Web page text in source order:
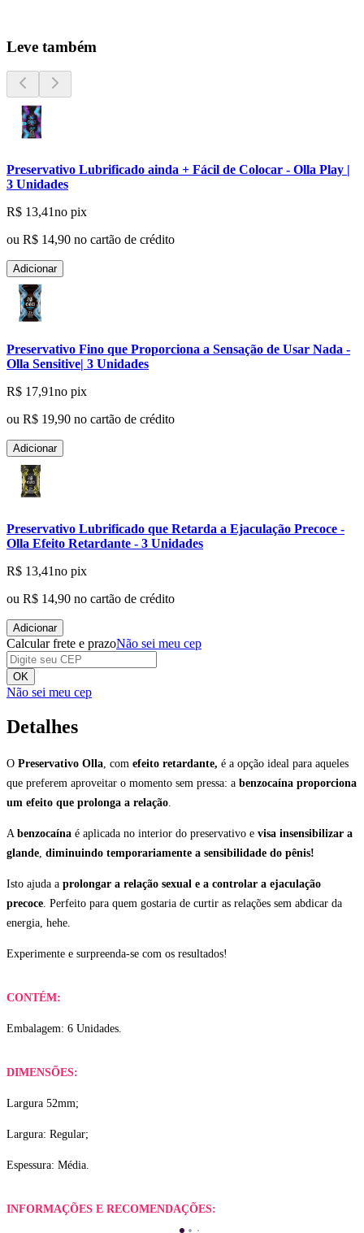
Leve também
Preservativo Lubrificado ainda + Fácil de Colocar - Olla Play |
3 Unidades
R$ 13,41no pix
ou R$ 14,90 no cartão de crédito
Adicionar
Preservativo Fino que Proporciona a Sensação de Usar Nada -
Olla Sensitive| 3 Unidades
R$ 17,91no pix
ou R$ 19,90 no cartão de crédito
Adicionar
Preservativo Lubrificado que Retarda a Ejaculação Precoce -
Olla Efeito Retardante - 3 Unidades
R$ 13,41no pix
ou R$ 14,90 no cartão de crédito
Adicionar
Calcular frete e prazoNão sei meu cep
OK
Não sei meu cep
Detalhes
O Preservativo Olla, com efeito retardante, é a opção ideal para aqueles
que preferem aproveitar o momento sem pressa: a benzocaína proporciona
um efeito que prolonga a relação.
A benzocaína é aplicada no interior do preservativo e visa insensibilizar a
glande, diminuindo temporariamente a sensibilidade do pênis!
Isto ajuda a prolongar a relação sexual e a controlar a ejaculação
precoce. Perfeito para quem gostaria de curtir as relações sem abdicar da
energia, hehe.
Experimente e surpreenda-se com os resultados!
CONTÉM:
Embalagem: 6 Unidades.
DIMENSÕES:
Largura 52mm;
Largura: Regular;
Espessura: Média.
INFORMAÇÕES E RECOMENDAÇÕES: